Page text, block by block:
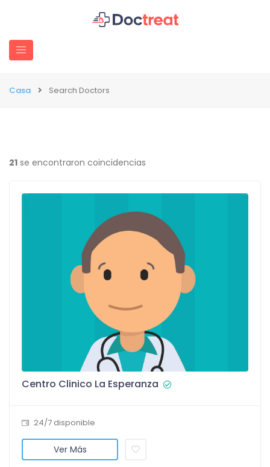
Casa Search Doctors
21 se encontraron coincidencias
Centro Clinico La Esperanza
24/7 disponible
Ver Más